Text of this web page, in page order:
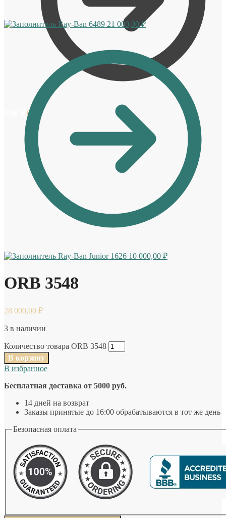
0
Ray-Ban 6489 21 000,00₽
Ray-Ban Junior 1626 10 000,00 ₽
ORB 3548
28 000,00 ₽
3 в наличии
Количество товара ORB 3548
В корзину
В избранное
Бесплатная доставка от 5000 руб.
14 дней на возврат
Заказы принятые до 16:00 обрабатываются в тот же день
Безопасная оплата